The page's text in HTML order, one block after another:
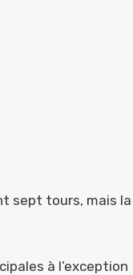
sept tours, mais la
à l’exception